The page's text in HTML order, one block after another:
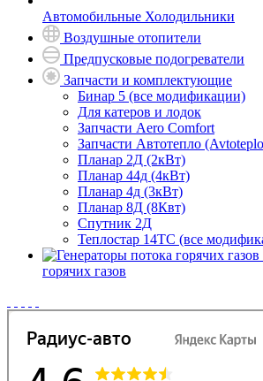
Автомобильные Холодильники
Воздушные отопители
Предпусковые подогреватели
Запчасти и комплектующие
Бинар 5 (все модификации)
Для катеров и лодок
Запчасти Aero Comfort
Запчасти Автотепло
Планар 2Д (2кВт)
Планар 44д (4кВт)
Планар 4д (3кВт)
Планар 8Д (8Квт)
Спутник 2Д
Теплостар 14ТС (все
горячих газов